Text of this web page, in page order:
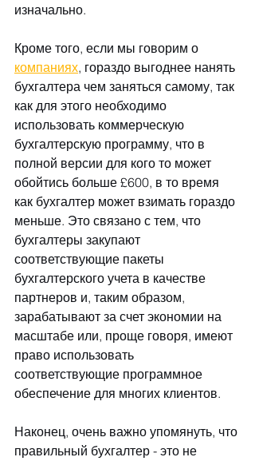
изначально.
Кроме того, если мы говорим о
компаниях, гораздо выгоднее нанять
бухгалтера чем заняться самому, так
как для этого необходимо
использовать коммерческую
бухгалтерскую программу, что в
полной версии для кого то может
обойтись больше £600, в то время
как бухгалтер может взимать гораздо
меньше. Это связано с тем, что
бухгалтеры закупают
соответствующие пакеты
бухгалтерского учета в качестве
партнеров и, таким образом,
зарабатывают за счет экономии на
масштабе или, проще говоря, имеют
право использовать
соответствующие программное
обеспечение для многих клиентов.
Наконец, очень важно упомянуть, что
правильный бухгалтер - это не